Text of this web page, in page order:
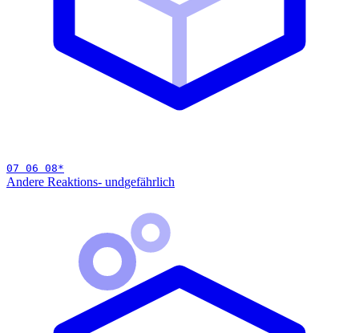
07 06 08*
Andere Reaktions- undgefährlich